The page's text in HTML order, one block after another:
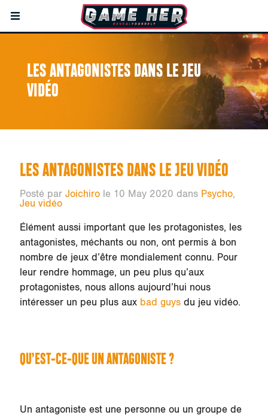
LES ANTAGONISTES DANS LE JEU
VIDÉO
LES ANTAGONISTES DANS LE JEU VIDÉO
Posté par Joichirole 10 May 2020 dans Psycho,
Jeu vidéo
Élément aussi important que les protagonistes, les
antagonistes, méchants ou non, ont permis à bon
nombre de jeux d’être mondialement connu. Pour
leur rendre hommage, un peu plus qu’aux
protagonistes, nous allons aujourd’hui nous
intéresser un peu plus aux bad guysdu jeu vidéo.
QU’EST-CE-QUE UN ANTAGONISTE ?
Un antagoniste est une personne ou un groupe de